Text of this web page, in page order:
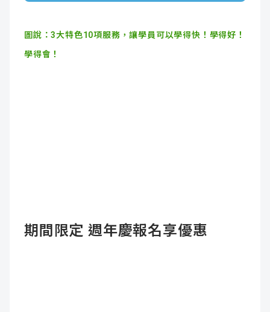
圖說：3大特色10項服務，讓學員可以學得快！學得好！
學得會！
期間限定 週年慶報名享優惠